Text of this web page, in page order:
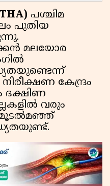
പശ്ചിമ
പുതിയ
മലയോര
കേന്ദ്രം
ദക്ഷിണ
വരും
മൂടൽമഞ്ഞ്